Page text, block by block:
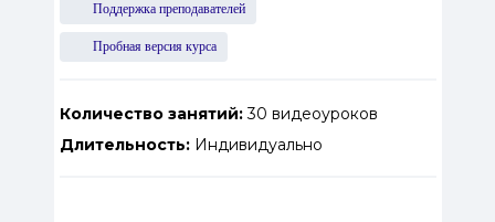
Поддержка преподавателей
Пробная версия курса
Количество занятий:30 видеоуроков
Длительность:Индивидуально